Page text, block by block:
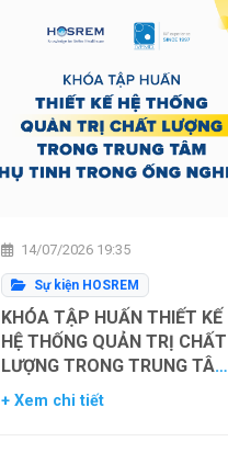
14/07/2026 19:35
Sự kiện HOSREM
KHÓA TẬP HUẤN THIẾT KẾ
HỆ THỐNG QUẢN TRỊ CHẤT
LƯỢNG TRONG TRUNG TÂM
THỤ TINH TRONG ỐNG
+ Xem chi tiết